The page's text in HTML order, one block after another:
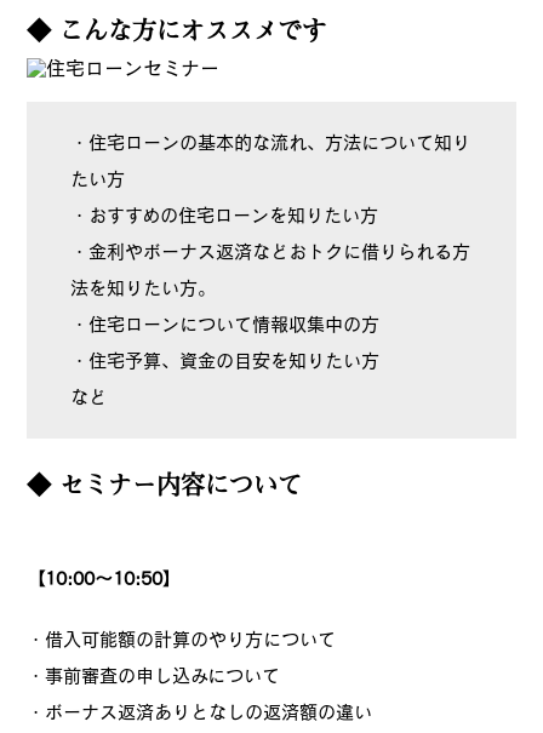
◆ こんな方にオススメです
・住宅ローンの基本的な流れ、方法について知り
たい方
・おすすめの住宅ローンを知りたい方
・金利やボーナス返済などおトクに借りられる方
法を知りたい方。
・住宅ローンについて情報収集中の方
・住宅予算、資金の目安を知りたい方
など
◆ セミナー内容について
【10:00～10:50】
・借入可能額の計算のやり方について
・事前審査の申し込みについて
・ボーナス返済ありとなしの返済額の違い